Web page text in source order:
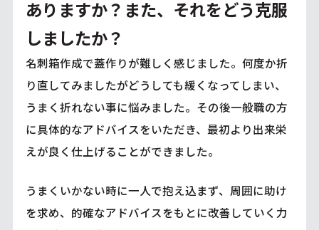
ありますか？また、それをどう克服
しましたか？
名刺箱作成で蓋作りが難しく感じました。何度か折
り直してみましたがどうしても緩くなってしまい、
うまく折れない事に悩みました。その後一般職の方
に具体的なアドバイスをいただき、最初より出来栄
えが良く仕上げることができました。
うまくいかない時に一人で抱え込まず、周囲に助け
を求め、的確なアドバイスをもとに改善していく力